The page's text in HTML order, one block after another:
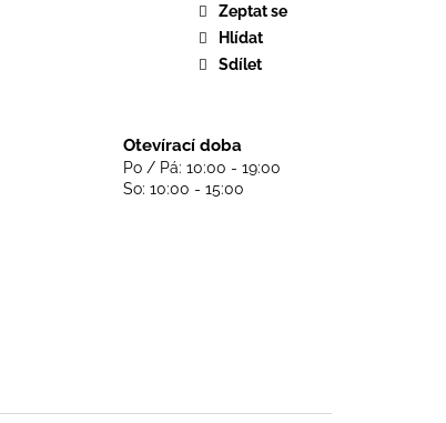
Zeptat se
Hlídat
Sdílet
Otevírací doba
Po / Pá: 10:00 - 19:00
So: 10:00 - 15:00